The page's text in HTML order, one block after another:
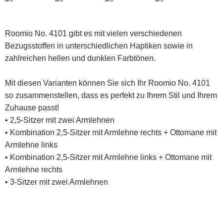
Roomio No. 4101 gibt es mit vielen verschiedenen
Bezugsstoffen in unterschiedlichen Haptiken sowie in
zahlreichen hellen und dunklen Farbtönen.
Mit diesen Varianten können Sie sich Ihr Roomio No. 4101
so zusammenstellen, dass es perfekt zu Ihrem Stil und Ihrem
Zuhause passt!
• 2,5-Sitzer mit zwei Armlehnen
• Kombination 2,5-Sitzer mit Armlehne rechts + Ottomane mit
Armlehne links
• Kombination 2,5-Sitzer mit Armlehne links + Ottomane mit
Armlehne rechts
• 3-Sitzer mit zwei Armlehnen